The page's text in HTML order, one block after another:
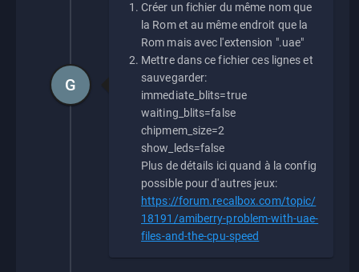
Créer un fichier du même nom que
la Rom et au même endroit que la
Rom mais avec l'extension ".uae"
Mettre dans ce fichier ces lignes et
sauvegarder:
immediate_blits=true
waiting_blits=false
chipmem_size=2
show_leds=false
Plus de détails ici quand à la config
possible pour d'autres jeux:
https://forum.recalbox.com/topic/
18191/amiberry-problem-with-uae-
files-and-the-cpu-speed
G